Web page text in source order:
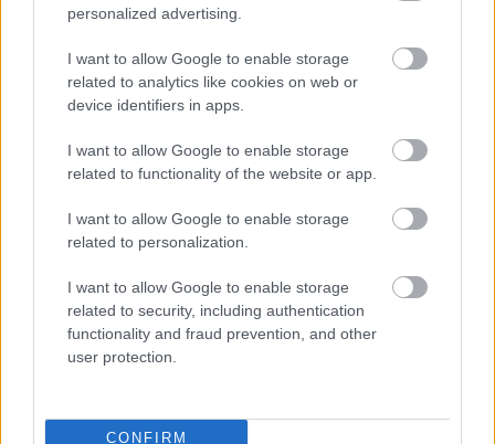
personalized advertising.
I want to allow Google to enable storage
related to analytics like cookies on web or
device identifiers in apps.
I want to allow Google to enable storage
related to functionality of the website or app.
I want to allow Google to enable storage
related to personalization.
I want to allow Google to enable storage
related to security, including authentication
functionality and fraud prevention, and other
user protection.
CONFIRM
volt Judas Priest-énekes
lánggitár•2010. február 17.
Magyarországra a Crazy Mama Music Pubba